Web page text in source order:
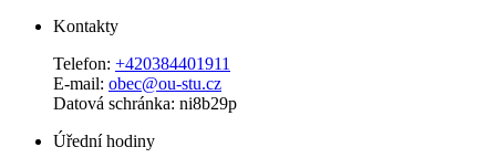
Kontakty
Telefon: +420384401911
E-mail: obec@ou-stu.cz
Datová schránka: ni8b29p
Úřední hodiny